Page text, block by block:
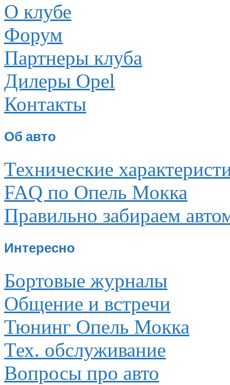
О клубе
Форум
Партнеры клуба
Дилеры Opel
Контакты
Об авто
Технические
FAQ по Опель Мокка
Правильно забираем
Интересно
Бортовые журналы
Общение и встречи
Тюнинг Опель Мокка
Тех. обслуживание
Вопросы про авто